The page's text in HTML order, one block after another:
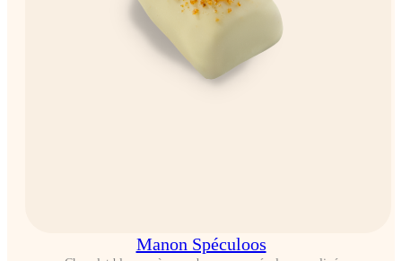
Manon Spéculoos